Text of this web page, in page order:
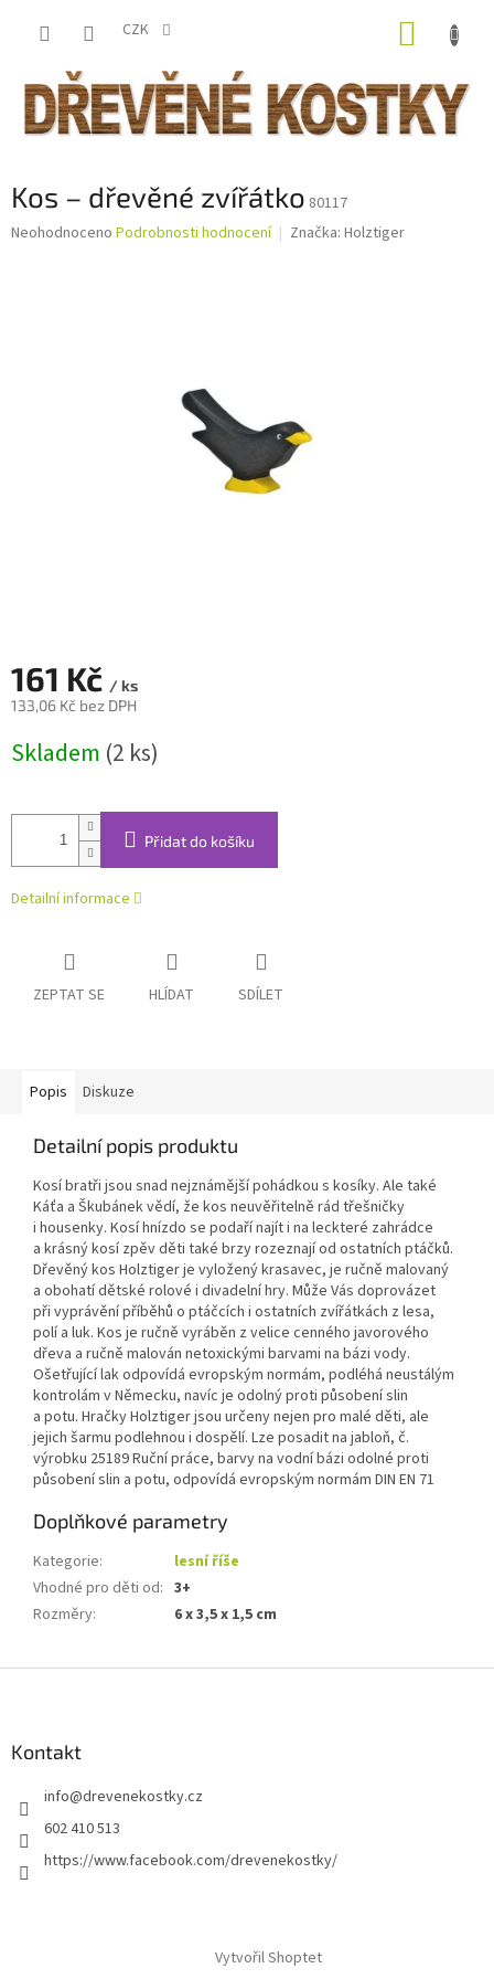
CZK
Kos – dřevěné zvířátko 80117
Průměrné
Neohodnoceno Podrobnosti hodnocení Značka: Holztiger
161 Kč / ks
133,06 Kč bez DPH
cena:
Skladem (2 ks)
Přidat do košíku
Detailní informace
ZEPTAT SE HLÍDAT SDÍLET
Popis Diskuze
Detailní popis produktu
Kosí bratři jsou snad nejznámější pohádkou s kosíky. Ale také
Káťa a Škubánek vědí, že kos neuvěřitelně rád třešničky
i housenky. Kosí hnízdo se podaří najít i na leckteré zahrádce
a krásný kosí zpěv děti také brzy rozeznají od ostatních ptáčků.
Dřevěný kos Holztiger je vyložený krasavec, je ručně malovaný
a obohatí dětské rolové i divadelní hry. Může Vás doprovázet
při vyprávění příběhů o ptáčcích i ostatních zvířátkách z lesa,
polí a luk. Kos je ručně vyráběn z velice cenného javorového
dřeva a ručně malován netoxickými barvami na bázi vody.
Ošetřující lak odpovídá evropským normám, podléhá neustálým
kontrolám v Německu, navíc je odolný proti působení slin
a potu. Hračky Holztiger jsou určeny nejen pro malé děti, ale
jejich šarmu podlehnou i dospělí. Lze posadit na jabloň, č.
výrobku 25189 Ruční práce, barvy na vodní bázi odolné proti
působení slin a potu, odpovídá evropským normám DIN EN 71
Doplňkové parametry
Kategorie:
lesní říše
Vhodné pro děti od: 3+
Rozměry: 6 x 3,5 x 1,5 cm
Kontakt
info@drevenekostky.cz
602 410 513
https://www.facebook.com/drevenekostky/
Vytvořil Shoptet